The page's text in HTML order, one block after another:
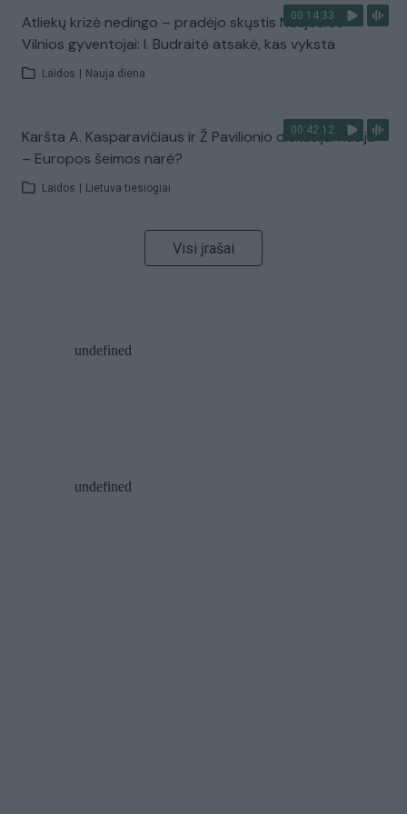
00:14:33
Atliekų krizė nedingo – pradėjo skųstis Naujosios
Vilnios gyventojai: I. Budraitė atsakė, kas vyksta
Laidos Nauja diena
00:42:12
Karšta A. Kasparavičiaus ir Ž Pavilionio diskusija: Rusija
– Europos šeimos narė?
Laidos Lietuva tiesiogiai
Visi įrašai